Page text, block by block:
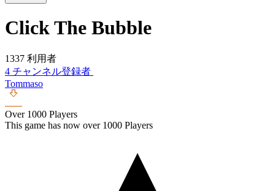
Click The Bubble
1337 利用者
4 チャンネル登録者
Tommaso
Over 1000 Players
This game has now over 1000 Players